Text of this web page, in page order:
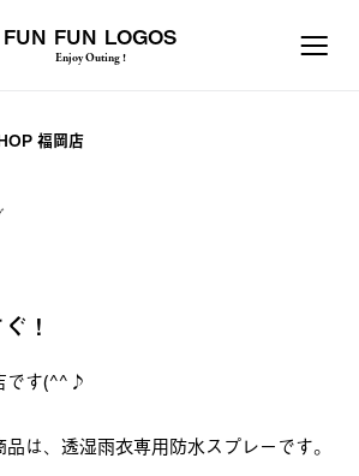
FUN FUN LOGOS
Enjoy Outing !
福岡店
！
です(^^♪
は、透湿雨衣専用防水スプレーです。